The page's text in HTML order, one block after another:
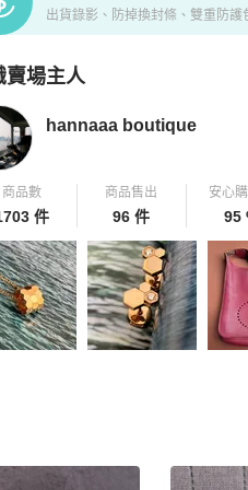
出貨錄影、防掉換封條、雙重防護
賣場主人
拍拍圈嚴選賣家
hannaaa boutique
商品數
件
商品售出
96 件
安心
95